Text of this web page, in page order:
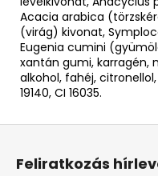
Acacia arabica
(virág) kivonat,
Eugenia cumini
xantán gumi, karragén,
alkohol, fahéj,
19140, CI 16035.
Feliratkozás